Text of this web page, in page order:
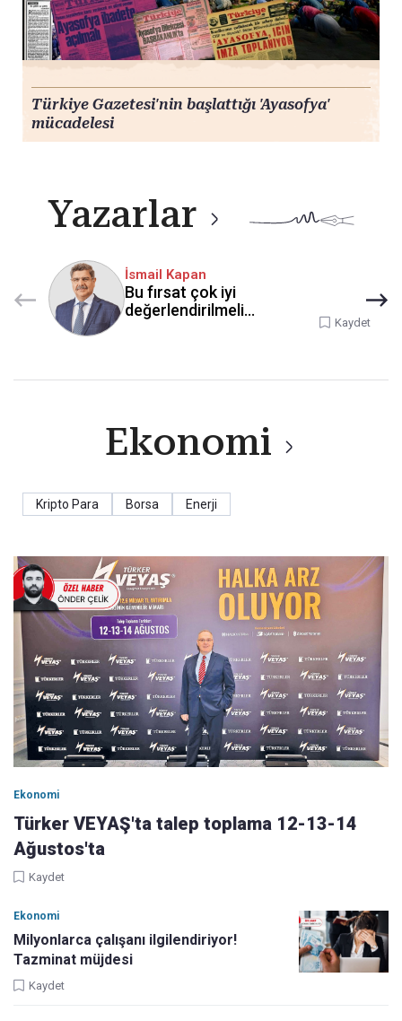
Türkiye Gazetesi'nin başlattığı 'Ayasofya'
mücadelesi
Yazarlar
İsmail Kapan
Bu fırsat çok iyi
değerlendirilmeli…
Kaydet
Ekonomi
Kripto Para Borsa Enerji
Ekonomi
Türker VEYAŞ'ta talep toplama 12-13-14
Ağustos'ta
Kaydet
Ekonomi
Milyonlarca çalışanı ilgilendiriyor!
Tazminat müjdesi
Kaydet